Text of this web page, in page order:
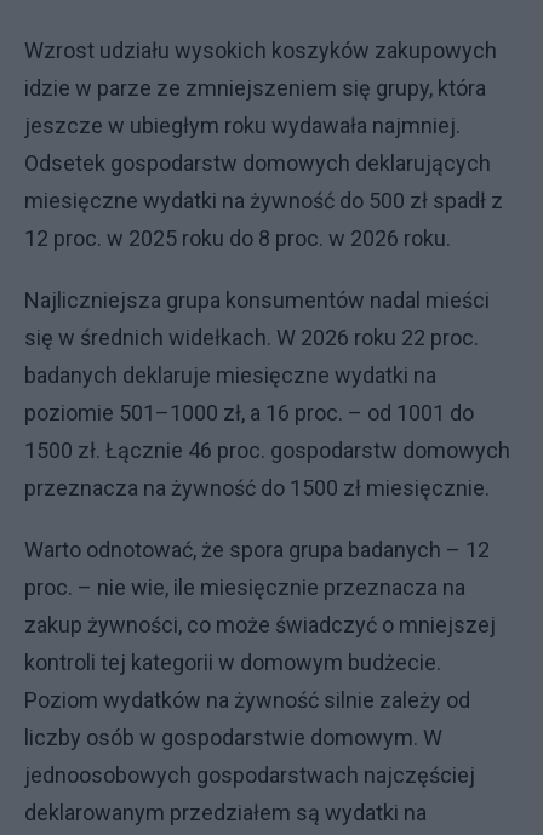
Wzrost udziału wysokich koszyków zakupowych
idzie w parze ze zmniejszeniem się grupy, która
jeszcze w ubiegłym roku wydawała najmniej.
Odsetek gospodarstw domowych deklarujących
miesięczne wydatki na żywność do 500 zł spadł z
12 proc. w 2025 roku do 8 proc. w 2026 roku.
Najliczniejsza grupa konsumentów nadal mieści
się w średnich widełkach. W 2026 roku 22 proc.
badanych deklaruje miesięczne wydatki na
poziomie 501–1000 zł, a 16 proc. – od 1001 do
1500 zł. Łącznie 46 proc. gospodarstw domowych
przeznacza na żywność do 1500 zł miesięcznie.
Warto odnotować, że spora grupa badanych – 12
proc. – nie wie, ile miesięcznie przeznacza na
zakup żywności, co może świadczyć o mniejszej
kontroli tej kategorii w domowym budżecie.
Poziom wydatków na żywność silnie zależy od
liczby osób w gospodarstwie domowym. W
jednoosobowych gospodarstwach najczęściej
deklarowanym przedziałem są wydatki na